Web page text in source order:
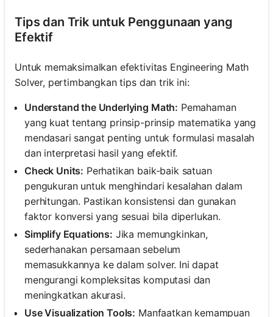
Tips dan Trik untuk Penggunaan yang
Efektif
Untuk memaksimalkan efektivitas Engineering Math
Solver, pertimbangkan tips dan trik ini:
Understand the Underlying Math: Pemahaman
yang kuat tentang prinsip-prinsip matematika yang
mendasari sangat penting untuk formulasi masalah
dan interpretasi hasil yang efektif.
Check Units: Perhatikan baik-baik satuan
pengukuran untuk menghindari kesalahan dalam
perhitungan. Pastikan konsistensi dan gunakan
faktor konversi yang sesuai bila diperlukan.
Simplify Equations: Jika memungkinkan,
sederhanakan persamaan sebelum
memasukkannya ke dalam solver. Ini dapat
mengurangi kompleksitas komputasi dan
meningkatkan akurasi.
Use Visualization Tools: Manfaatkan kemampuan